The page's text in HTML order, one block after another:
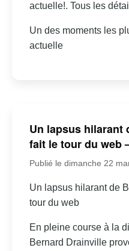
actuelle!. Tous les
Un des moments les
actuelle
Un lapsus hilarant
fait le tour du web
Publié le dimanche 22
Un lapsus hilarant de
tour du web
En pleine course à la
Bernard Drainville